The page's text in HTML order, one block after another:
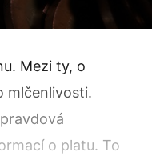
Mezi ty, o
mlčenlivosti.
o platu. To